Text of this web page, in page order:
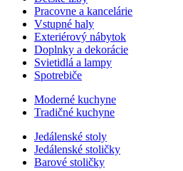
Pracovne a kancelárie
Vstupné haly
Exteriérový nábytok
Doplnky a dekorácie
Svietidlá a lampy
Spotrebiče
Moderné kuchyne
Tradičné kuchyne
Jedálenské stoly
Jedálenské stoličky
Barové stoličky